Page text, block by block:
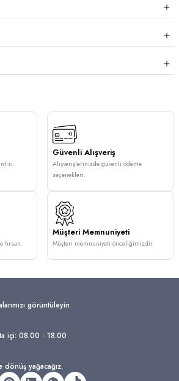
Güvenli Alışveriş
Alışverişlerinizde güvenli ödeme
seçenekleri.
fırsatı.
Müşteri Memnuniyeti
Müşteri memnuniyeti önceliğimizdir.
görüntüleyin
içi: 08.00 - 18.00
dönüş yağacağız.